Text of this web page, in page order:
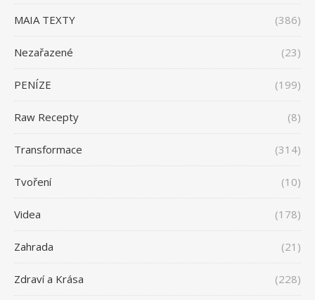
MAIA TEXTY (386)
Nezařazené (23)
PENÍZE (199)
Raw Recepty (8)
Transformace (314)
Tvoření (10)
Videa (178)
Zahrada (21)
Zdraví a Krása (228)